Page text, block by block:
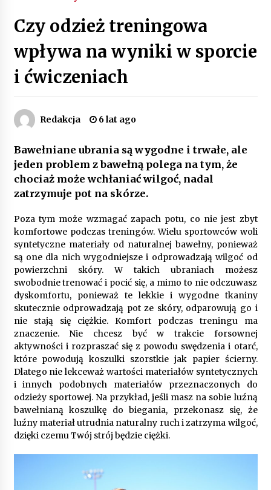
Poczucie bezpieczeństwa a jasne zasady pracy.
Psychologiczne korzyści z cyfryzacji kadr
Customizacja wnętrza samochodu: Jak
zamontować radio 2DIN i uchwyty na kubki
8 miesięcy ago
Oferta z pojazdami wyposażonymi w kontenery
– nowoczesne rozwiązanie dla logistyki
Filtrowanie chłodziwa w procesach obróbki
skrawaniem – wpływ na żywotność narzędzi i
jakość detali
9 miesięcy ago
Automatyzacja zbierania informacji zwrotnych
– oszczędność czasu dzięki recom system
9 miesięcy ago
Startpolish w praktyce – jak szybko przyswajać
nowy język?
10 miesięcy ago
Zakopane: apartament z basenem dla
wymagających
10 miesięcy ago
zakupowy
11 miesięcy ago
Czy odzież treningowa
wpływa na wyniki w sporcie
i ćwiczeniach
Redakcja 6 lat ago
Bawełniane ubrania są wygodne i trwałe, ale
jeden problem z bawełną polega na tym, że
chociaż może wchłaniać wilgoć, nadal
zatrzymuje pot na skórze.
Poza tym może wzmagać zapach potu, co nie jest zbyt
komfortowe podczas treningów. Wielu sportowców woli
syntetyczne materiały od naturalnej bawełny, ponieważ
są one dla nich wygodniejsze i odprowadzają wilgoć od
powierzchni skóry. W takich ubraniach możesz
swobodnie trenować i pocić się, a mimo to nie odczuwasz
dyskomfortu, ponieważ te lekkie i wygodne tkaniny
skutecznie odprowadzają pot ze skóry, odparowują go i
nie stają się ciężkie. Komfort podczas treningu ma
znaczenie. Nie chcesz być w trakcie forsownej
aktywności i rozpraszać się z powodu swędzenia i otarć,
które powodują koszulki szorstkie jak papier ścierny.
Dlatego nie lekceważ wartości materiałów syntetycznych
i innych podobnych materiałów przeznaczonych do
odzieży sportowej. Na przykład, jeśli masz na sobie luźną
bawełnianą koszulkę do biegania, przekonasz się, że
luźny materiał utrudnia naturalny ruch i zatrzyma wilgoć,
dzięki czemu Twój strój będzie ciężki.